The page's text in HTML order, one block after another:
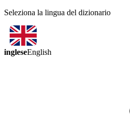
Seleziona la lingua del dizionario
ingleseEnglish